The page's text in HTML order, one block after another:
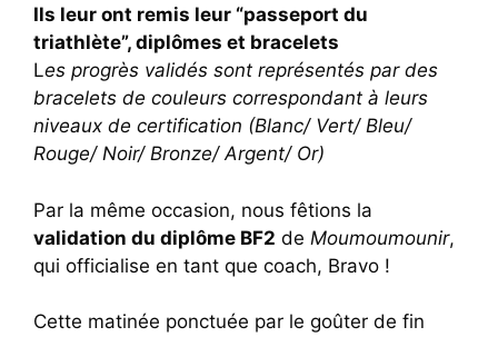
Ils leur ont remis leur “passeport du
triathlète”, diplômes et bracelets
Les progrès validés sont représentés par des
bracelets de couleurs correspondant à leurs
niveaux de certification (Blanc/ Vert/ Bleu/
Rouge/ Noir/ Bronze/ Argent/ Or)
Par la même occasion, nous fêtions la
validation du diplôme BF2 de Moumoumounir,
qui officialise en tant que coach, Bravo !
Cette matinée ponctuée par le goûter de fin